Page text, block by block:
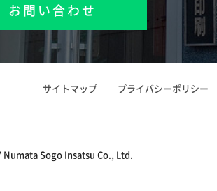
お問い合わせ
サイトマップ プライバシーポリシー
Numata Sogo Insatsu Co., Ltd.